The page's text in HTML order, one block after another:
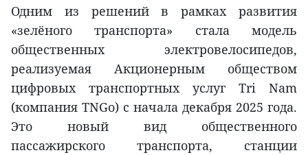
Одним из решений в рамках развития
«зелёного транспорта» стала модель
общественных электровелосипедов,
реализуемая Акционерным обществом
цифровых транспортных услуг Tri Nam
(компания TNGo) с начала декабря 2025 года.
Это новый вид общественного
пассажирского транспорта, станции